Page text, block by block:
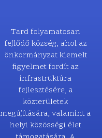
Tard folyamatosan
fejlődő község, ahol az
önkormányzat kiemelt
figyelmet fordít az
infrastruktúra
fejlesztésére, a
közterületek
megújítására, valamint a
helyi közösségi élet